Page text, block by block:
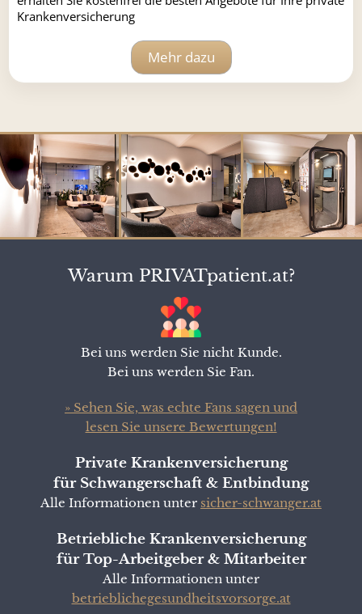
Krankenversicherung
Mehr dazu
Warum PRIVATpatient.at?
Bei uns werden Sie nicht Kunde.
Bei uns werden Sie Fan.
» Sehen Sie, was echte Fans sagen und
lesen Sie unsere Bewertungen!
Private Krankenversicherung
für Schwangerschaft & Entbindung
Alle Informationen unter sicher-schwanger.at
Betriebliche Krankenversicherung
für Top-Arbeitgeber & Mitarbeiter
Alle Informationen unter
betrieblichegesundheitsvorsorge.at